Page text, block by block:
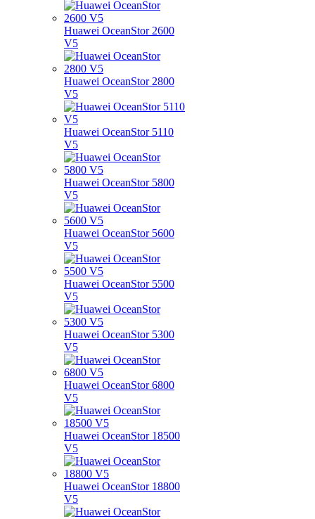
Huawei OceanStor 2600
V5
Huawei OceanStor 2800
V5
Huawei OceanStor 5110
V5
Huawei OceanStor 5800
V5
Huawei OceanStor 5600
V5
Huawei OceanStor 5500
V5
Huawei OceanStor 5300
V5
Huawei OceanStor 6800
V5
Huawei OceanStor 18500
V5
Huawei OceanStor 18800
V5